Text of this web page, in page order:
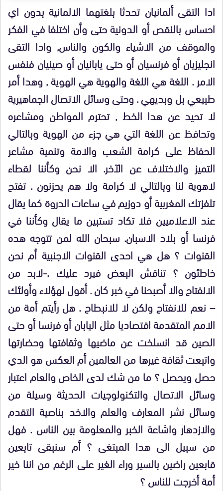
ادا التقى ألمانيان تحدثا بلغتهما الالمانية بدون اي
احساس بالنقص أو الدونية حتى وأن اختلفا في الفكر
والموقف من الاشياء والكون والناس, وادا التقى
انجليزيان أو فرنسيان أو حتى يابانيان أو صينيان فنفس
الامر . اللغة هي اللغة والهوية هي الهوية , وهدا أمر
طبيعي بل وبديهي . وحتى وسائل الاتصال الجماهيرية
لا تحيد عن هدا الخط , تحترم المواطن ومشاعره
وتحافظ عن اللغة التي هي جزء من الهوية وبالتالي
الحفاظ على كرامة الشعب والامة وتنمية مشاعر
التميز والاختلاف عن الآخر. الا نحن وكأننا لقطاء
لاهوية لنا وبالتالي لا كرامة ولا هم يحزنون . تفتح
تلفزتك المغربية أو دوزيم في ساعات الدروة كما يقال
عند الاعلاميين فلا تكاد تستبين ما يقال وكأننا في
فرنسا أو بلاد الاسبان. سبحان الله لمن تتوجه هده
القنوات ؟ هل هي احدى القنوات الاجنبية أم نحن
خاطئون ؟ تناقش البعض فيرد عليك .-لابد من
الانفتاح والا أصبحنا في خبر كان . أقول لهؤلاء وأولئك
– نعم للانفتاح ولكن لا للانبطاح . هل رأيتم أمة من
الامم المتقدمة اقتصاديا مثل اليابان أو فرنسا أو حتى
الصين قد انسلخت عن ماضيها وثقافتها وحضارتها
واتبعت ثقافة غيرها من العالمين أم العكس هو الدي
حصل ويحصل ؟ ما من شك لدى الخاص والعام اعتبار
وسائل الاتصال والتكنولوجيات الحديثة وسيلة من
وسائل نشر المعارف والعلم والاخد بناصية التقدم
والازدهار واشاعة الخبر والمعلومة بين الناس . فهل
من سبيل الى هدا المبتغى ؟ أم سنبقى تابعين
قابعين راضين بالسير وراء الغير على الرغم من اننا خير
أمة أخرجت للناس ؟